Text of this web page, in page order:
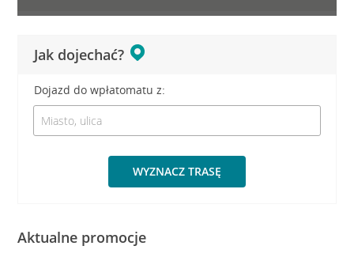
Jak dojechać?
Dojazd do wpłatomatu z:
WYZNACZ TRASĘ
Aktualne promocje